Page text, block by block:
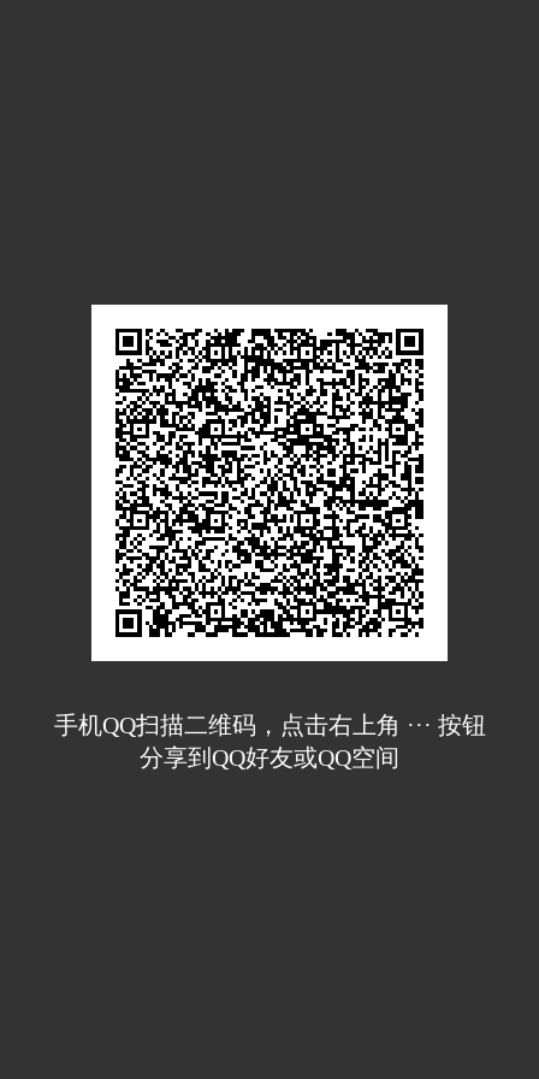
手机QQ扫描二维码，点击右上角 ··· 按钮
分享到QQ好友或QQ空间